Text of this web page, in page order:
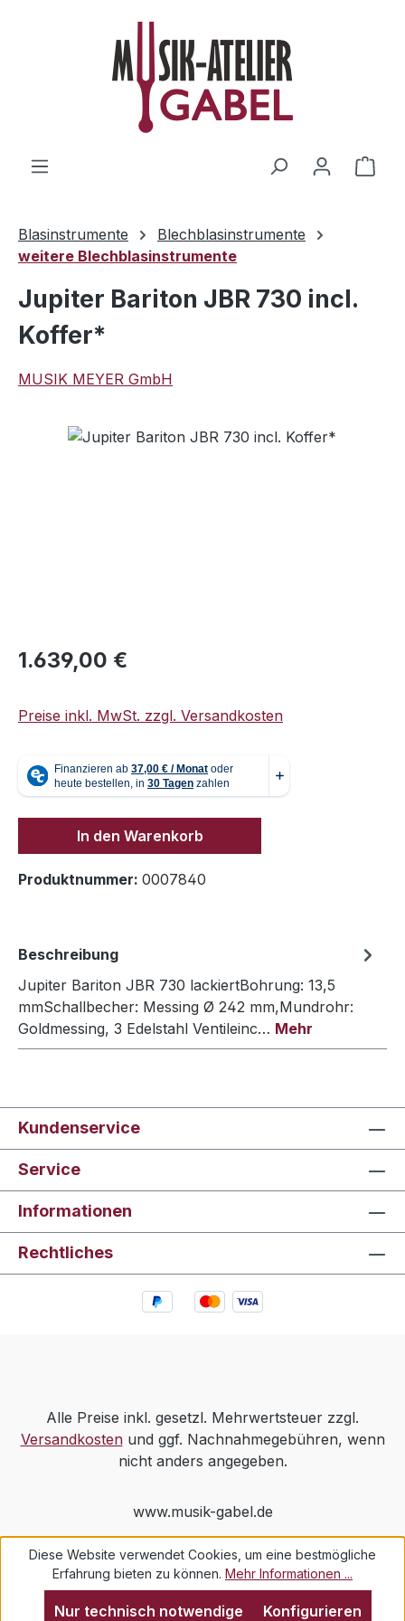
Zum Hauptinhalt springen
Blasinstrumente
Blechblasinstrumente
weitere Blechblasinstrumente
Jupiter Bariton JBR 730 incl.
Koffer*
MUSIK MEYER GmbH
Bildergalerie überspringen
Regulärer Preis:
1.639,00 €
Preise inkl. MwSt. zzgl. Versandkosten
In den Warenkorb
Produktnummer: 0007840
Beschreibung
Jupiter Bariton JBR 730 lackiertBohrung: 13,5
mmSchallbecher: Messing Ø 242 mm,Mundrohr:
Goldmessing, 3 Edelstahl Ventileinc… Mehr
Kundenservice
Service
Informationen
Rechtliches
Alle Preise inkl. gesetzl. Mehrwertsteuer zzgl.
Versandkostenund ggf. Nachnahmegebühren, wenn
nicht anders angegeben.
www.musik-gabel.de
Diese Website verwendet Cookies, um eine bestmögliche
Erfahrung bieten zu können. Mehr Informationen ...
Nur technisch notwendige Konfigurieren